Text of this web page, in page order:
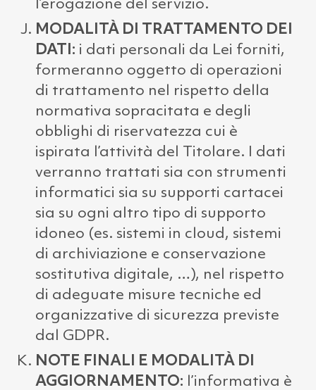
l’erogazione del servizio.
MODALITÀ DI TRATTAMENTO DEI
DATI: i dati personali da Lei forniti,
formeranno oggetto di operazioni
di trattamento nel rispetto della
normativa sopracitata e degli
obblighi di riservatezza cui è
ispirata l’attività del Titolare. I dati
verranno trattati sia con strumenti
informatici sia su supporti cartacei
sia su ogni altro tipo di supporto
idoneo (es. sistemi in cloud, sistemi
di archiviazione e conservazione
sostitutiva digitale, …), nel rispetto
di adeguate misure tecniche ed
organizzative di sicurezza previste
dal GDPR.
NOTE FINALI E MODALITÀ DI
AGGIORNAMENTO: l’informativa è